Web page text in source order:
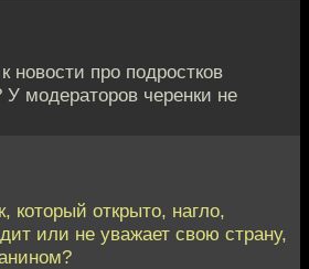
новости про подростков
модераторов черенки не
который открыто, нагло,
или не уважает свою страну,